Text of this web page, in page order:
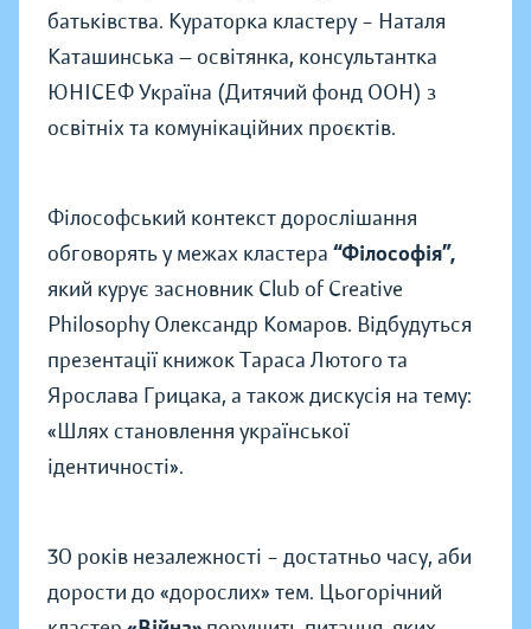
батьківства. Кураторка кластеру – Наталя
Каташинська — освітянка, консультантка
ЮНІСЕФ Україна (Дитячий фонд ООН) з
освітніх та комунікаційних проєктів.
Філософський контекст дорослішання
обговорять у межах кластера “Філософія”,
який курує засновник Club of Creative
Philosophy Олександр Комаров. Відбудуться
презентації книжок Тараса Лютого та
Ярослава Грицака, а також дискусія на тему:
«Шлях становлення української
ідентичності».
30 років незалежності – достатньо часу, аби
дорости до «дорослих» тем. Цьогорічний